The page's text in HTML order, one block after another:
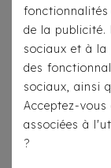
fonctionnalités
de la publicité.
sociaux et à
des
sociaux, ainsi
Acceptez-
associées à
?